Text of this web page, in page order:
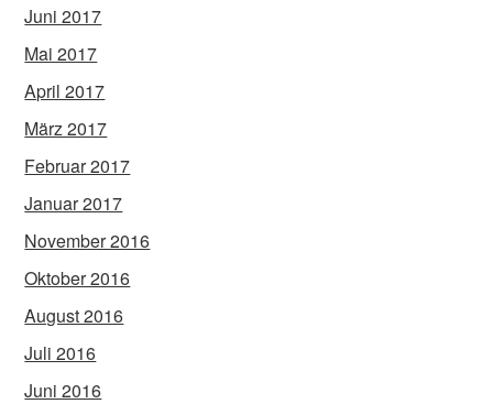
Juni 2017
Mai 2017
April 2017
März 2017
Februar 2017
Januar 2017
November 2016
Oktober 2016
August 2016
Juli 2016
Juni 2016